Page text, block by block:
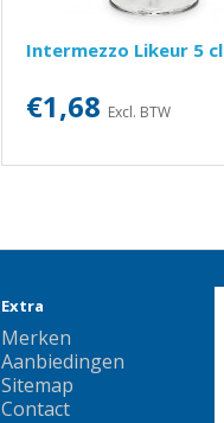
Intermezzo Likeur 5 cl
€1,68 Excl. BTW
Extra
Merken
Aanbiedingen
Sitemap
Contact